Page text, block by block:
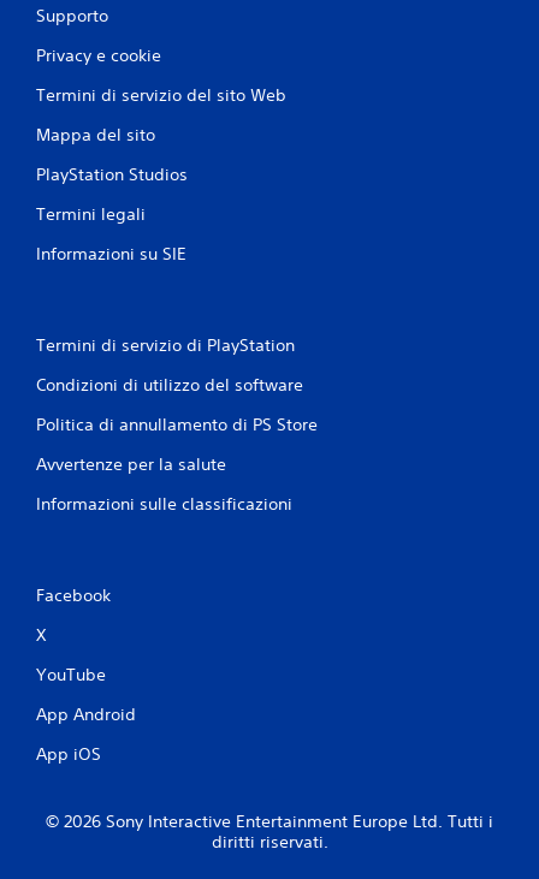
Supporto
Privacy e cookie
Termini di servizio del sito Web
Mappa del sito
PlayStation Studios
Termini legali
Informazioni su SIE
Termini di servizio di PlayStation
Condizioni di utilizzo del software
Politica di annullamento di PS Store
Avvertenze per la salute
Informazioni sulle classificazioni
Facebook
X
YouTube
App Android
App iOS
© 2026 Sony Interactive Entertainment Europe Ltd. Tutti i
diritti riservati.